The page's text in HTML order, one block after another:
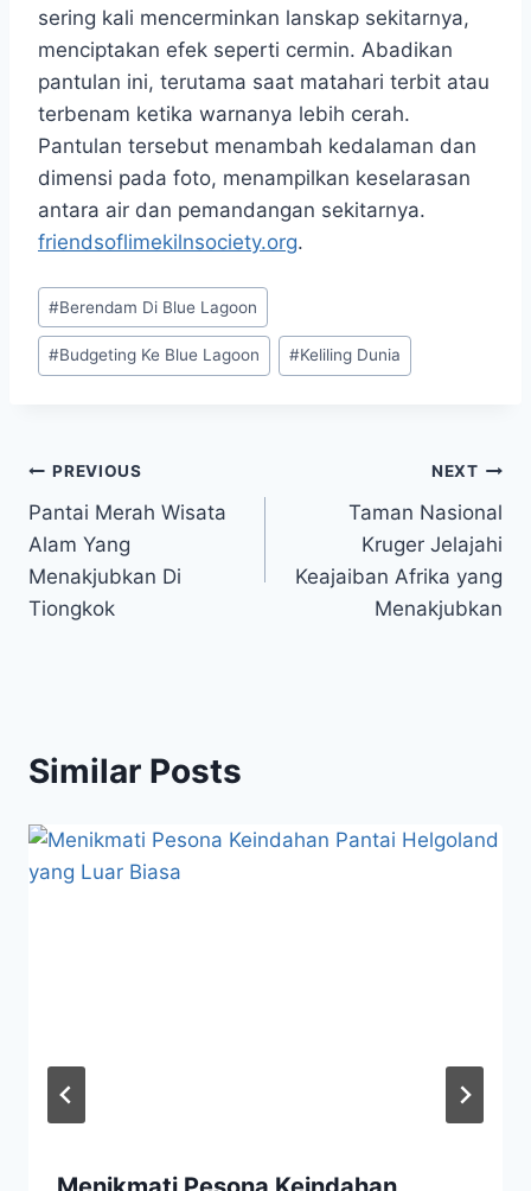
sering kali mencerminkan lanskap sekitarnya,
menciptakan efek seperti cermin. Abadikan
pantulan ini, terutama saat matahari terbit atau
terbenam ketika warnanya lebih cerah.
Pantulan tersebut menambah kedalaman dan
dimensi pada foto, menampilkan keselarasan
antara air dan pemandangan sekitarnya.
friendsoflimekilnsociety.org.
Post
Tags:
#Berendam Di Blue Lagoon
#Budgeting Ke Blue Lagoon #Keliling Dunia
Post
navigation
PREVIOUS
Pantai Merah Wisata
Alam Yang
Menakjubkan Di
Tiongkok
NEXT
Taman Nasional
Kruger Jelajahi
Keajaiban Afrika yang
Menakjubkan
Similar Posts